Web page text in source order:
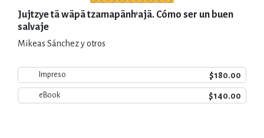
Jujtzye tä wäpä tzamapänh'ajä. Cómo ser un buen
salvaje
Mikeas Sánchez y otros
Impreso $180.00
eBook $140.00